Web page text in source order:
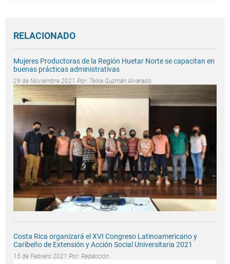
RELACIONADO
Mujeres Productoras de la Región Huetar Norte se capacitan en
buenas prácticas administrativas
29 de Noviembre 2021 Por: Telka Guzmán Alvarado
Costa Rica organizará el XVI Congreso Latinoamericano y
Caribeño de Extensión y Acción Social Universitaria 2021
15 de Febrero 2021 Por: Redacción